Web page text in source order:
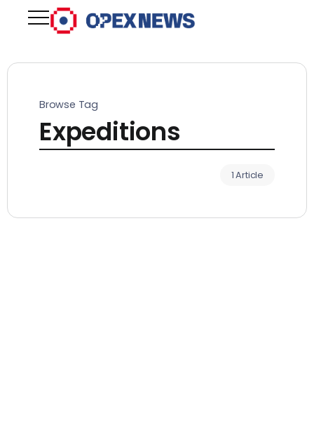
Browse Tag
Expeditions
1 Article